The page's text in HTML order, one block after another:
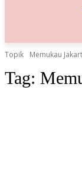
Topik Memukau
Tag: